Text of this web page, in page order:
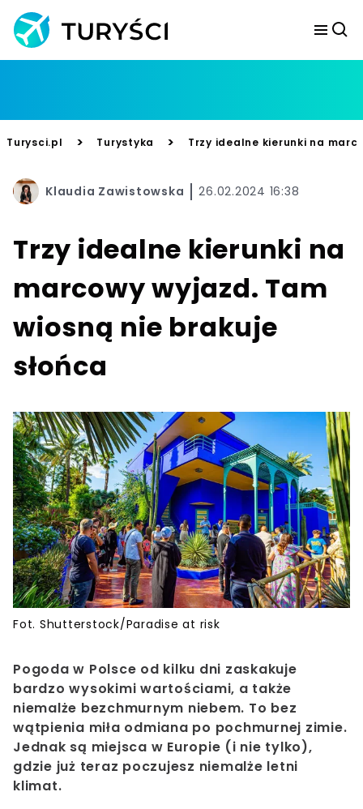
Turysci.pl > Turystyka > Trzy idealne kierunki na
Klaudia Zawistowska 26.02.2024 16:38
Trzy idealne kierunki na
marcowy wyjazd. Tam
wiosną nie brakuje
słońca
Fot. Shutterstock/Paradise at risk
Pogoda w Polsce od kilku dni zaskakuje
bardzo wysokimi wartościami, a także
niemalże bezchmurnym niebem. To bez
wątpienia miła odmiana po pochmurnej zimie.
Jednak są miejsca w Europie (i nie tylko),
gdzie już teraz poczujesz niemalże letni
klimat.